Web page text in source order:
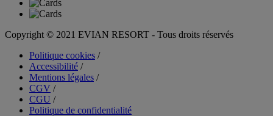
Copyright © 2021 EVIAN RESORT - Tous droits réservés
Politique cookies /
Accessibilité /
Mentions légales /
CGV /
CGU /
Politique de confidentialité